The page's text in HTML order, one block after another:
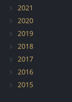
2021
2020
2019
2018
2017
2016
2015